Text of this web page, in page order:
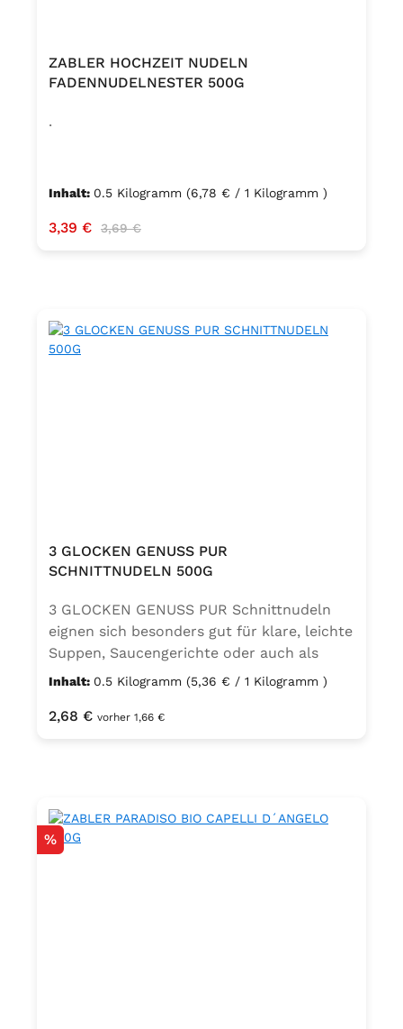
ZABLER HOCHZEIT NUDELN
FADENNUDELNESTER 500G
.
Inhalt: 0.5 Kilogramm (6,78 € / 1 Kilogramm )
Verkaufspreis:
3,39 € Regulärer Preis:
3,69 €
3 GLOCKEN GENUSS PUR
SCHNITTNUDELN 500G
3 GLOCKEN GENUSS PUR Schnittnudeln
eignen sich besonders gut für klare, leichte
Suppen, Saucengerichte oder auch als
feine Beilage.
Inhalt: 0.5 Kilogramm (5,36 € / 1 Kilogramm )
Regulärer Preis:
2,68 € vorher 1,66 €
Rabatt
%